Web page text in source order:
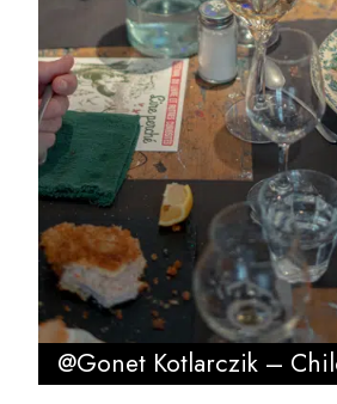
@Gonet Kotlarczik –